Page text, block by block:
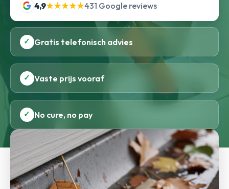
4,9★★★★★431 Google reviews
✓ Gratis telefonisch advies
✓ Vaste prijs vooraf
✓ No cure, no pay